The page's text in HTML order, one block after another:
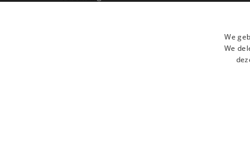
Alle rechten voorbehouden ©2015 Les Secrets du Chef/Alle
We
We